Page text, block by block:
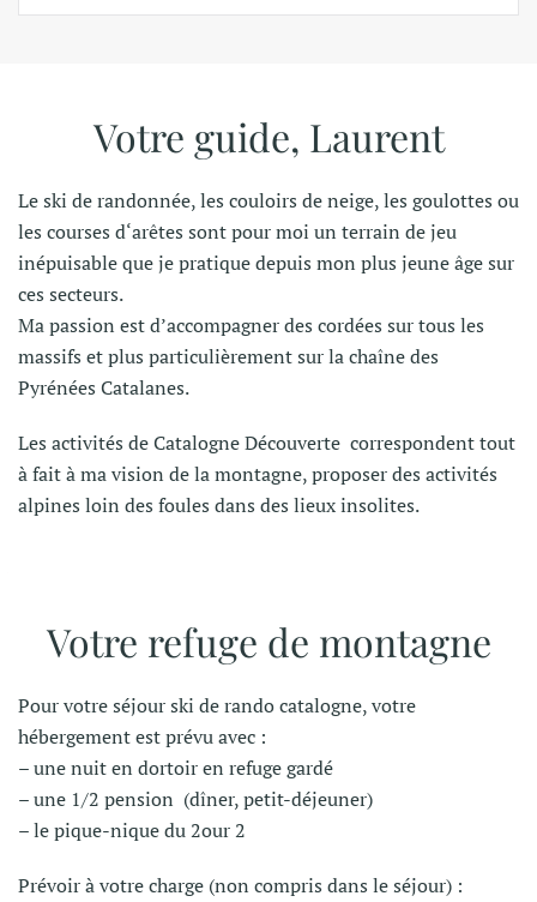
Votre guide, Laurent
Leski de randonnée, les couloirs de neige, les goulottes ou
les courses d‘arêtes sont pour moi un terrain de jeu
inépuisable que je pratique depuis mon plus jeune âge sur
ces secteurs.
Ma passion est d’accompagner des cordées sur tous les
massifs et plus particulièrementsurlachaîne des
Pyrénées Catalanes.
Les activités de Catalogne Découverte correspondent tout
àfaità mavision de la montagne, proposerdes activités
alpines loin des foules dans des lieux insolites.
Votre refuge de montagne
Pour votre séjour ski de rando catalogne, votre
hébergement est prévu avec :
– une nuit en dortoir en refuge gardé
– une 1/2 pension (dîner, petit-déjeuner)
– le pique-nique du 2our 2
Prévoir à votre charge (non compris dans le séjour) :